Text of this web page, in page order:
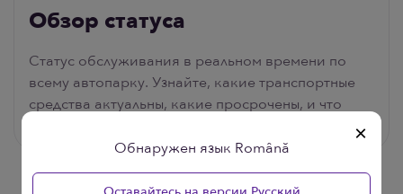
Обзор статуса
Статус обслуживания в реальном времени по
всему автопарку. Узнайте, какие транспортные
средства актуальны, какие просрочены, и что
×
Обнаружен язык Română